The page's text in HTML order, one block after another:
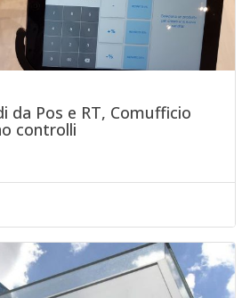
da Pos e RT, Comufficio
controlli